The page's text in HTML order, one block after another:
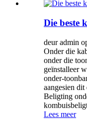
Die beste
deur admin
Onder die
onder die
geïnstalleer
onder-
aangesien
Beligting
Lees meer